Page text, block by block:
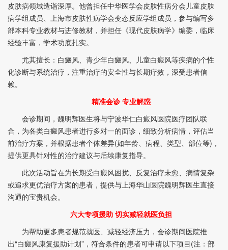
皮肤病领域造诣深厚。他曾担任中华医学会皮肤性病分会儿童皮肤
病学组成员、上海市皮肤性病学会变态反应学组成员，参与编写多
部本科专业教材与进修教材，并担任《现代皮肤病学》编委，临床
经验丰富，学术功底扎实。
尤其擅长：白癜风、青少年白癜风、儿童白癜风等疾病的个性
化诊断与系统治疗，注重治疗的安全性与长期疗效，深受患者信
赖。
精准会诊 专业解惑
会诊期间，魏明辉医生将与宁波华仁白癜风医院医疗团队联
合，为各类白癜风患者进行多对一的面诊，细致分析病情，评估当
前治疗方案，并根据患者个体差异(如年龄、病程、类型、部位等)，
提供更具针对性的治疗建议与后续康复指导。
此次活动旨在为长期受白癜风困扰、反复治疗未愈、病情复杂
或追求更优治疗方案的患者，提供与上海华山医院魏明辉医生直接
沟通的宝贵机会。
六大专项援助 切实减轻就医负担
为帮助更多患者规范就医、减轻经济压力，会诊期间医院推
出“白癜风康复援助计划”，符合条件的患者可申请以下项目(注：部